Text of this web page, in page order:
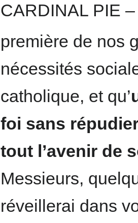
CARDINAL PIE
première de nos
nécessités
catholique, et qu’
foi sans
tout l’avenir de
Messieurs,
réveillerai dans